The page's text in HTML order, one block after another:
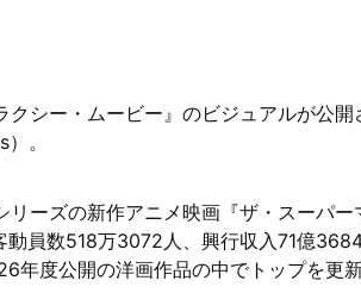
クシー・ムービー』のビジュアルが公
。
リーズの新作アニメ映画『ザ・スーパ
動員数518万3072人、興行収入71億
年度公開の洋画作品の中でトップを更新